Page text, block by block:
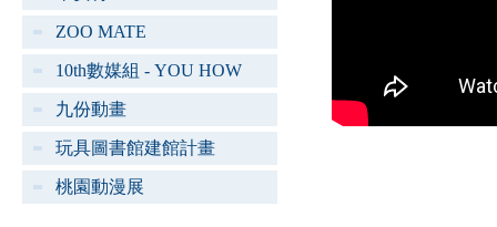
ZOO MATE
10th數媒組 - YOU HOW
九份動畫
玩具圖書館建館計畫
桃園動漫展